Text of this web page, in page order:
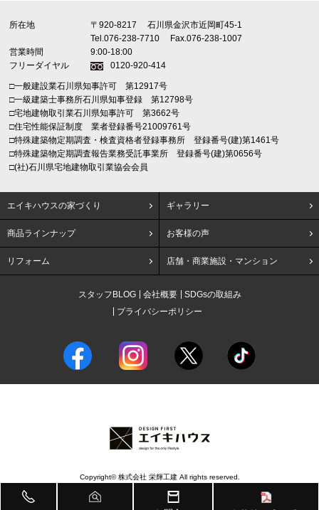
所在地 〒920-8217
石川県金沢市近岡町45-1
Tel.076-238-7710
Fax.076-238-1007
営業時間
9:00-18:00
フリーダイヤル
0120-920-414
□一般建設業石川県知事許可 第12917号
□一級建築士事務所石川県知事登録 第12798号
□宅地建物取引業石川県知事許可 第3662号
□住宅性能保証制度 業者登録番号21009761号
□特殊建築物定期調査・検査資格者登録事務所 登録番号(建)第1461号
□特殊建築物定期調査報告業務受託事業所 登録番号(建)第0656号
□(社)石川県宅地建物取引業協会会員
エイキハウスの家づくり ギャラリー
商品ラインナップ お客様の声
リフォーム 店舗・商業施設・マンション
スタッフBLOG 会社概要
SDGsの取組み
プライバシーポリシー
Copyright© 株式会社 栄輝工建 All rights reserved.